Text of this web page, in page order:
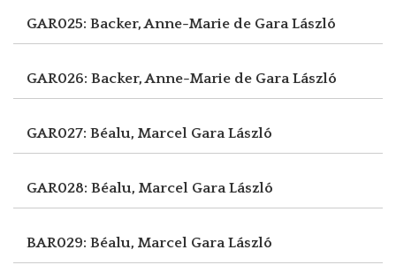
GAR025: Backer, Anne-Marie de Gara László
GAR026: Backer, Anne-Marie de Gara László
GAR027: Béalu, Marcel Gara László
GAR028: Béalu, Marcel Gara László
BAR029: Béalu, Marcel Gara László